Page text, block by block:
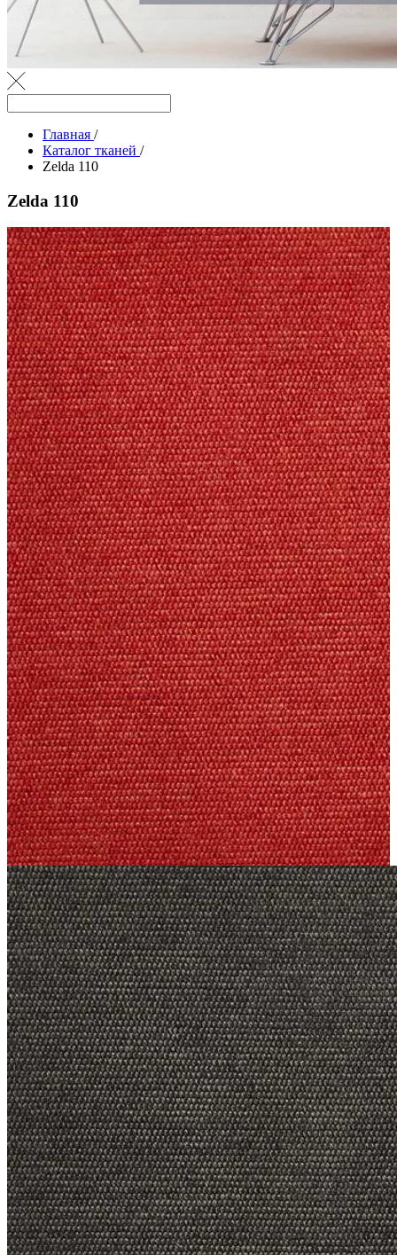
Главная /
Каталог тканей /
Zelda 110
Zelda 110